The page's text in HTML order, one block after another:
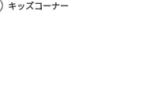
キッズコーナー